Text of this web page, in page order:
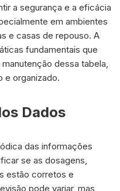
a segurança e a eficácia
em ambientes
e casas de repouso. A
fundamentais que
dessa tabela,
e organizado.
Dados
das informações
se as dosagens,
estão corretos e
pode variar, mas